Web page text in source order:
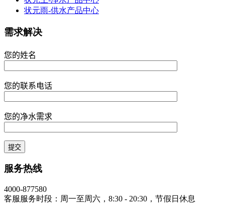
状元雨-供水产品中心
需求解决
您的姓名
您的联系电话
您的净水需求
服务热线
4000-877580
客服服务时段：周一至周六，8:30 - 20:30，节假日休息